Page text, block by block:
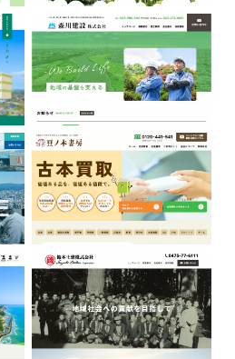
豆ノ木書房
鈴木土建株式会社
THE CONDUCTORS